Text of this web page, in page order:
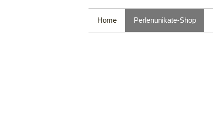
Home Perlenunikate-Shop